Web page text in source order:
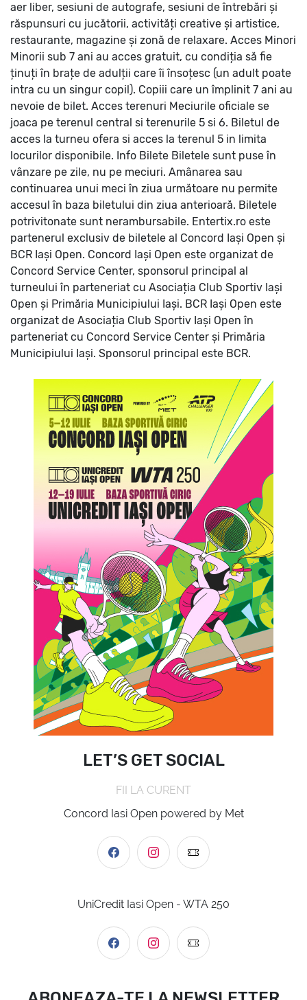
aer liber, sesiuni de autografe, sesiuni de întrebări și
răspunsuri cu jucătorii, activități creative și artistice,
restaurante, magazine și zonă de relaxare. Acces Minori
Minorii sub 7 ani au acces gratuit, cu condiția să fie
ținuți în brațe de adulții care îi însoțesc (un adult poate
intra cu un singur copil). Copiii care un împlinit 7 ani au
nevoie de bilet. Acces terenuri Meciurile oficiale se
joaca pe terenul central si terenurile 5 si 6. Biletul de
acces la turneu ofera si acces la terenul 5 in limita
locurilor disponibile. Info Bilete Biletele sunt puse în
vânzare pe zile, nu pe meciuri. Amânarea sau
continuarea unui meci în ziua următoare nu permite
accesul în baza biletului din ziua anterioară. Biletele
potrivitonate sunt nerambursabile. Entertix.ro este
partenerul exclusiv de biletele al Concord Iași Open și
BCR Iași Open. Concord Iași Open este organizat de
Concord Service Center, sponsorul principal al
turneului în parteneriat cu Asociația Club Sportiv Iași
Open și Primăria Municipiului Iași. BCR Iași Open este
organizat de Asociația Club Sportiv Iași Open în
parteneriat cu Concord Service Center și Primăria
Municipiului Iași. Sponsorul principal este BCR.
LET’S GET SOCIAL
FII LA CURENT
Concord Iasi Open powered by Met
UniCredit Iasi Open - WTA 250